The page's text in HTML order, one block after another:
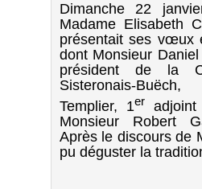
Dimanche 22
Madame Elisabeth
présentait ses vœux
dont Monsieur
président de la
Sisteronais-
Templier, 1er
Monsieur Robert
Après le discours de
pu déguster la